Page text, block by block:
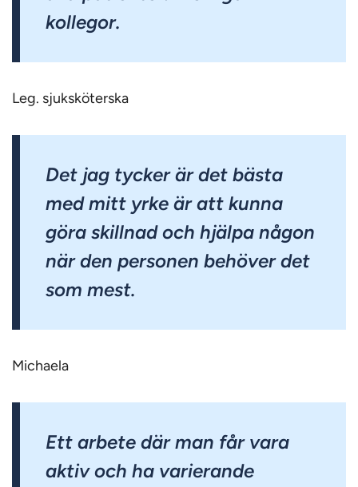
kollegor.
Leg. sjuksköterska
Det jag tycker är det bästa
med mitt yrke är att kunna
göra skillnad och hjälpa någon
när den personen behöver det
som mest.
Michaela
Ett arbete där man får vara
aktiv och ha varierande